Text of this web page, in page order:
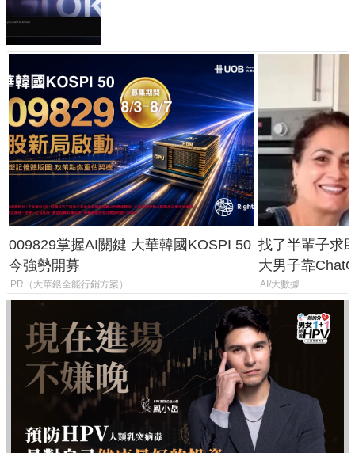
009829掌握AI關鍵 大華韓國KOSPI 50
今強勢開募
PR（大華銀全能行銷方案）
找了半輩子求
大男子靠
年家人
AI/大數據